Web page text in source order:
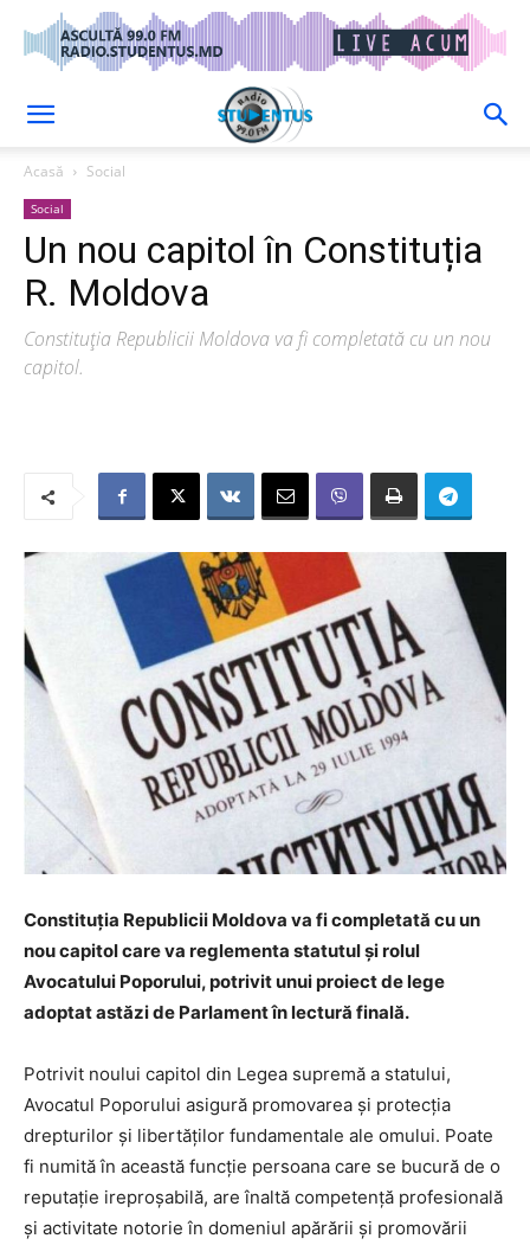
Acasă Social
Social
Un nou capitol în Constituția
R. Moldova
Constituția Republicii Moldova va fi completată cu un nou
capitol.
Constituția Republicii Moldova va fi completată cu un
nou capitol care va reglementa statutul şi rolul
Avocatului Poporului, potrivit unui proiect de lege
adoptat astăzi de Parlament în lectură finală.
Potrivit noului capitol din Legea supremă a statului,
Avocatul Poporului asigură promovarea şi protecţia
drepturilor și libertăţilor fundamentale ale omului. Poate
fi numită în această funcție persoana care se bucură de o
reputaţie ireproşabilă, are înaltă competenţă profesională
şi activitate notorie în domeniul apărării şi promovării